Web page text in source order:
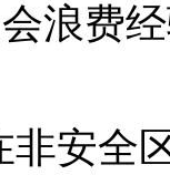
浪费
非安全